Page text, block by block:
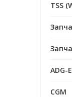
TSS
ADG-
CGM